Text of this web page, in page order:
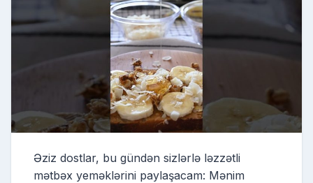
Əziz dostlar, bu gündən sizlərlə ləzzətli
mətbəx yeməklərini paylaşacam: Mənim